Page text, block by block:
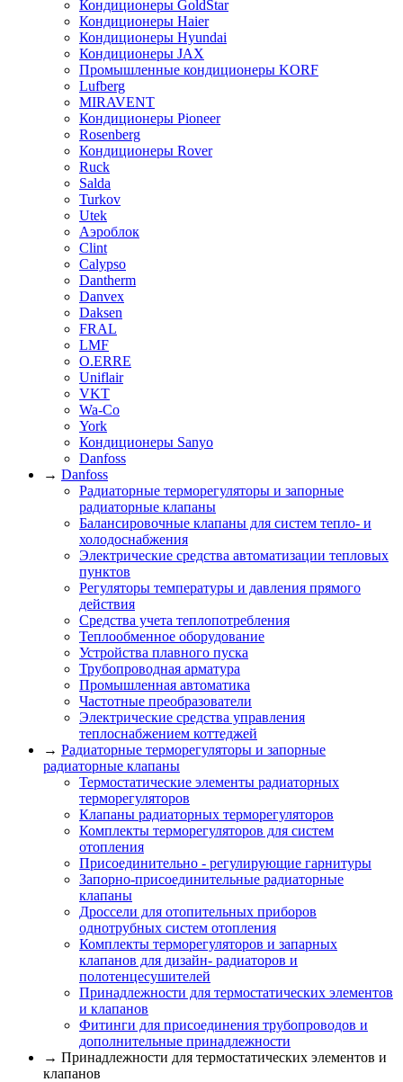
Кондиционеры GoldStar
Кондиционеры Haier
Кондиционеры Hyundai
Кондиционеры JAX
Промышленные кондиционеры KORF
Lufberg
MIRAVENT
Кондиционеры Pioneer
Rosenberg
Кондиционеры Rover
Ruck
Salda
Turkov
Utek
Аэроблок
Clint
Calypso
Dantherm
Danvex
Daksen
FRAL
LMF
O.ERRE
Uniflair
VKT
Wa-Co
York
Кондиционеры Sanyo
Danfoss
→ Danfoss
Радиаторные терморегуляторы и запорные
радиаторные клапаны
Балансировочные клапаны для систем тепло- и
холодоснабжения
Электрические средства автоматизации тепловых
пунктов
Регуляторы температуры и давления прямого
действия
Средства учета теплопотребления
Теплообменное оборудование
Устройства плавного пуска
Трубопроводная арматура
Промышленная автоматика
Частотные преобразователи
Электрические средства управления
теплоснабжением коттеджей
→ Радиаторные терморегуляторы и запорные
радиаторные клапаны
Термостатические элементы радиаторных
терморегуляторов
Клапаны радиаторных терморегуляторов
Комплекты терморегуляторов для систем
отопления
Присоединительно - регулирующие гарнитуры
Запорно-присоединительные радиаторные
клапаны
Дроссели для отопительных приборов
однотрубных систем отопления
Комплекты терморегуляторов и запарных
клапанов для дизайн- радиаторов и
полотенцесушителей
Принадлежности для термостатических элементов
и клапанов
Фитинги для присоединения трубопроводов и
дополнительные принадлежности
→ Принадлежности для термостатических элементов и
клапанов